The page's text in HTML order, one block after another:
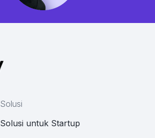
Solusi
Solusi untuk Startup